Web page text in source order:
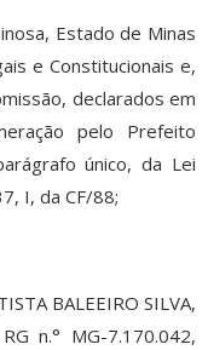
Estado de Minas
e Constitucionais e,
declarados em
pelo Prefeito
único, da Lei
I, da CF/88;
BALEEIRO SILVA,
n.° MG-7.170.042,